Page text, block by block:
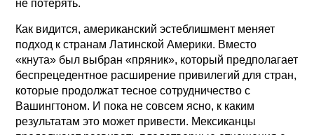
не потерять.
Как видится, американский эстеблишмент меняет
подход к странам Латинской Америки. Вместо
«кнута» был выбран «пряник», который предполагает
беспрецедентное расширение привилегий для стран,
которые продолжат тесное сотрудничество с
Вашингтоном. И пока не совсем ясно, к каким
результатам это может привести. Мексиканцы